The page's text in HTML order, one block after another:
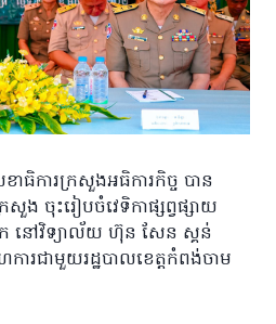
ាធិការក្រសួងអធិការកិច្ច បាន
ង ចុះរៀបចំវេទិកាផ្សព្វផ្សាយ
ក នៅវិទ្យាល័យ ហ៊ុន សែន ស្គន់
ារជាមួយរដ្ឋបាលខេត្តកំពង់ចាម